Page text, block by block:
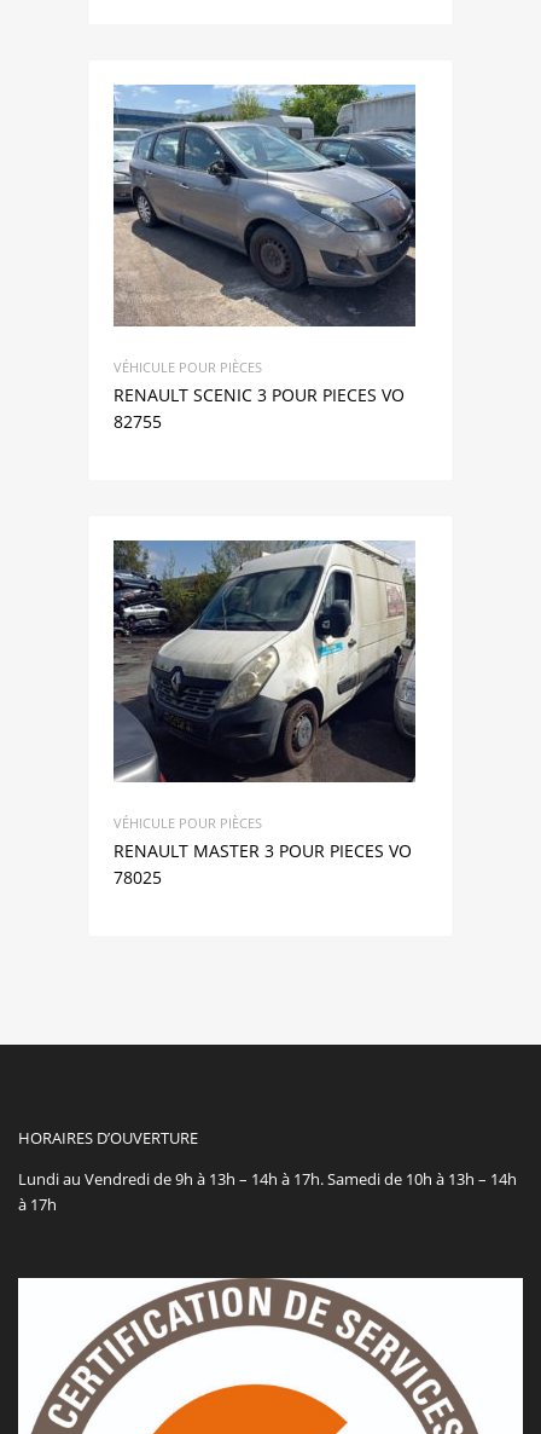
VÉHICULE POUR PIÈCES
RENAULT SCENIC 3 POUR PIECES VO
82755
VÉHICULE POUR PIÈCES
RENAULT MASTER 3 POUR PIECES VO
78025
HORAIRES D’OUVERTURE
Lundi au Vendredi de 9h à 13h – 14h à 17h. Samedi de 10h à 13h – 14h
à 17h